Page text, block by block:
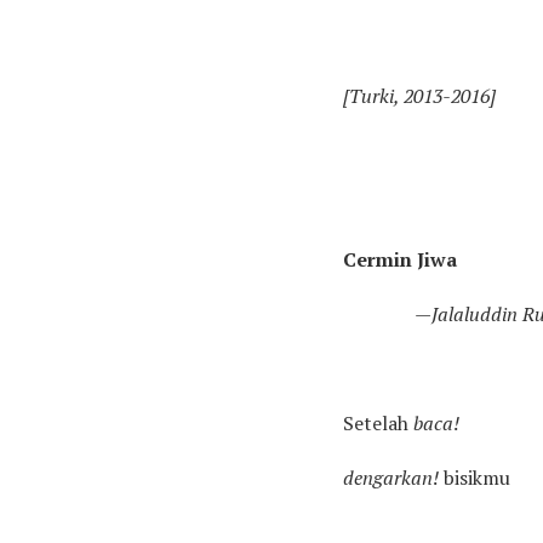
[Turki, 2013-2016]
Cermin Jiwa
—Jalaluddin
Setelahbaca!
dengarkan!bisikmu